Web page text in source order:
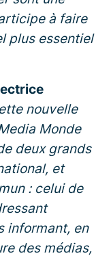
à faire
plus essentiel
nouvelle
Monde
deux grands
et
: celui de
informant, en
des médias,